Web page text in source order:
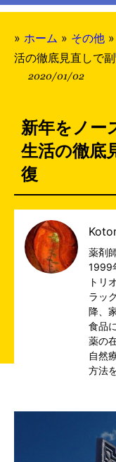
» ホーム » その他 »
活の徹底見直しで
2020/01/02
新年をノー
生活の徹底
復
薬剤
1999
トリ
ラッ
降、
食品
薬の
自然
方法